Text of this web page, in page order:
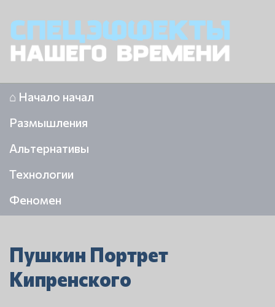
⌂ Начало начал
Размышления
Альтернативы
Технологии
Феномен
Пушкин Портрет
Кипренского